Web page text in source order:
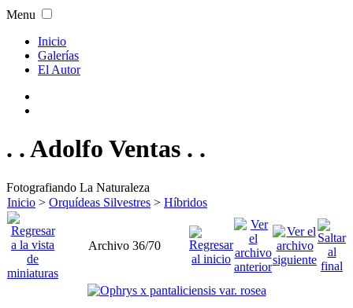
Menu
Inicio
Galerías
El Autor
. . Adolfo Ventas . .
Fotografiando La Naturaleza
Inicio > Orquídeas Silvestres > Híbridos
Archivo 36/70